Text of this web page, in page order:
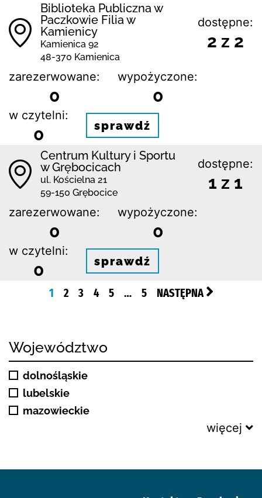
Biblioteka Publiczna w
Paczkowie Filia w
Kamienicy
Kamienica 92
48-370 Kamienica
dostępne:
2 z 2
zarezerwowane:
0
wypożyczone:
0
w czytelni:
0 sprawdź
Centrum Kultury i Sportu
w Grębocicach
ul. Kościelna 21
59-150 Grębocice
dostępne:
1 z 1
zarezerwowane:
0
wypożyczone:
0
w czytelni:
0 sprawdź
1 2 3 4 5 … 5 NASTĘPNA
Województwo
dolnośląskie
lubelskie
mazowieckie
więcej